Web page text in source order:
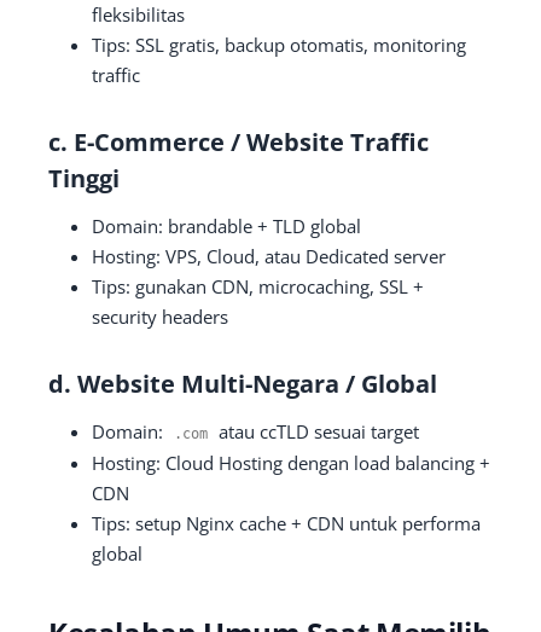
fleksibilitas
Tips: SSL gratis, backup otomatis, monitoring
traffic
c. E-Commerce / Website Traffic
Tinggi
Domain: brandable + TLD global
Hosting: VPS, Cloud, atau Dedicated server
Tips: gunakan CDN, microcaching, SSL +
security headers
d. Website Multi-Negara / Global
Domain: . com
atau ccTLD sesuai target
Hosting: Cloud Hosting dengan load balancing +
CDN
Tips: setup Nginx cache + CDN untuk performa
global